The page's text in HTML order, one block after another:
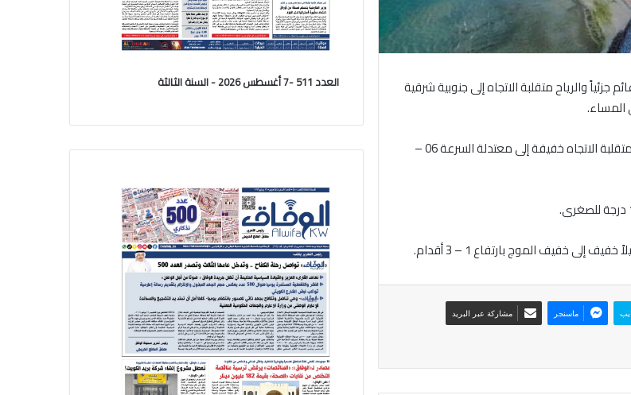
والرياح متقلبة الاتجاه إلى جنوبية شرقية
أما ليلاً الطقس مائل للبرودة إلى بارد وغائم جزئياً والرياح جنوبية شرقية إلى متقلبة الاتجاه خفيفة إلى معتدلة السرعة 06 –
ماسنجر مشاركة عبر البريد
العدد 511 -7 أغسطس 2026 - السنة الثالثة